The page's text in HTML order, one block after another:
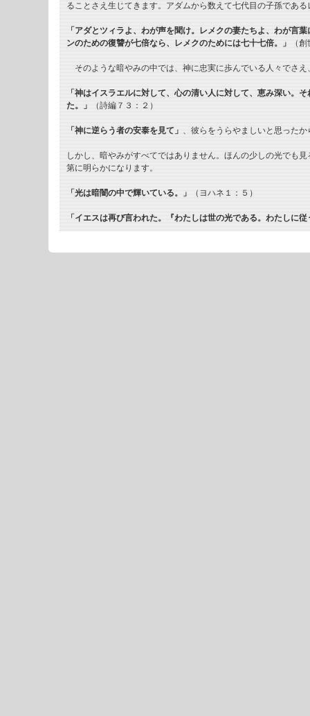
ることさえ生じてきます。アダムから数えて七代目の子孫であ
「アダとツィラよ、わが声を聞け。レメクの妻たちよ、わが言
ンのための復讐が七倍なら、レメクのためには七十七倍。」（創
そのような暗やみの中では、神に忠実に歩んでいる人々でさえ
「神はイスラエルに対して、心の清い人に対して、恵み深い。
た。」（詩編７３：２）
「神に逆らう者の安泰を見て」、彼らをうらやましいと思った
しかし、暗やみがすべてではありません。ほんの少しの光でも
第に明らかになります。
「光は暗闇の中で輝いている。」（ヨハネ１：５）
「イエスは再び言われた。『わたしは世の光である。わたしに